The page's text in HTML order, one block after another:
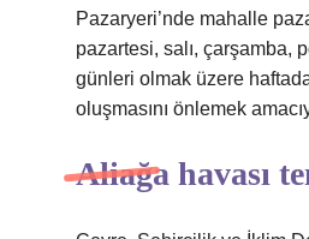
Pazaryeri’nde mahalle
pazartesi, salı, çarşamba,
günleri olmak üzere
oluşmasını önlemek
Aliağa havası